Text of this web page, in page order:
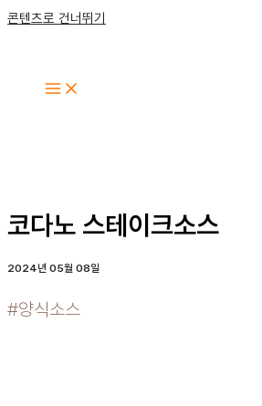
콘텐츠로 건너뛰기
코다노 스테이크소스
2024년 05월 08일
#양식소스